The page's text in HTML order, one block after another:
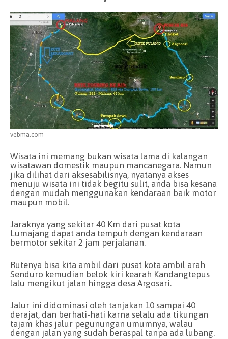
vebma.com
Wisata ini memang bukan wisata lama di kalangan
wisatawan domestik maupun mancanegara. Namun
jika dilihat dari aksesabilisnya, nyatanya akses
menuju wisata ini tidak begitu sulit, anda bisa kesana
dengan mudah menggunakan kendaraan baik motor
maupun mobil.
Jaraknya yang sekitar 40 Km dari pusat kota
Lumajang dapat anda tempuh dengan kendaraan
bermotor sekitar 2 jam perjalanan.
Rutenya bisa kita ambil dari pusat kota ambil arah
Senduro kemudian belok kiri kearah Kandangtepus
lalu mengikut jalan hingga desa Argosari.
Jalur ini didominasi oleh tanjakan 10 sampai 40
derajat, dan berhati-hati karna selalu ada tikungan
tajam khas jalur pegunungan umumnya, walau
dengan jalan yang sudah beraspal tanpa ada lubang.